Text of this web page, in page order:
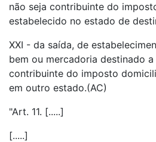
não seja contribuinte do
estabelecido no estado de
XXI - da saída, de
bem ou mercadoria destinado
contribuinte do imposto
em outro estado.(AC)
"Art. 11. [.....]
[.....]